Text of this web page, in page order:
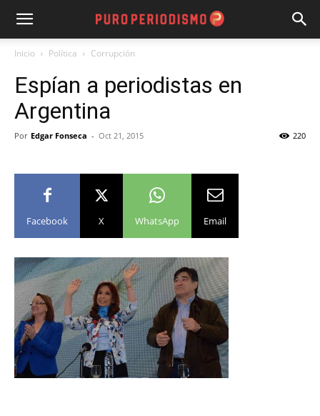
Inicio Política Corrupción
Espían a periodistas en
Argentina
Por Edgar Fonseca - Oct 21, 2015 220
Facebook X WhatsApp Email